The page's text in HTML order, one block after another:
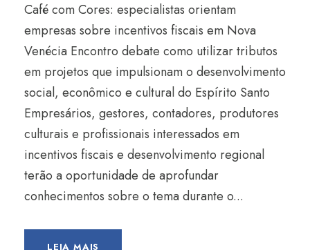
Café com Cores: especialistas orientam
empresas sobre incentivos fiscais em Nova
Venécia Encontro debate como utilizar tributos
em projetos que impulsionam o desenvolvimento
social, econômico e cultural do Espírito Santo
Empresários, gestores, contadores, produtores
culturais e profissionais interessados em
incentivos fiscais e desenvolvimento regional
terão a oportunidade de aprofundar
conhecimentos sobre o tema durante o...
LEIA MAIS